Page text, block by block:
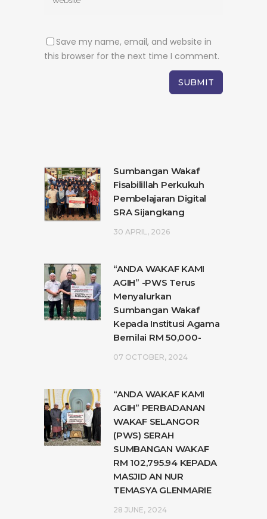
Save my name, email, and website in
this browser for the next time I comment.
Sumbangan Wakaf
Fisabilillah Perkukuh
Pembelajaran Digital
SRA Sijangkang
30 APRIL, 2026
“ANDA WAKAF KAMI
AGIH” -PWS Terus
Menyalurkan
Sumbangan Wakaf
Kepada Institusi Agama
Bernilai RM 50,000-
07 OCTOBER, 2024
“ANDA WAKAF KAMI
AGIH” PERBADANAN
WAKAF SELANGOR
(PWS) SERAH
SUMBANGAN WAKAF
RM 102,795.94 KEPADA
MASJID AN NUR
TEMASYA GLENMARIE
28 JUNE, 2024